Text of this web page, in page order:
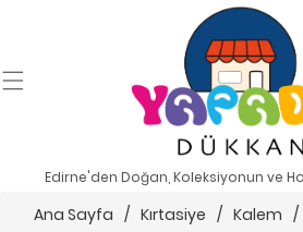
Edirne'den Doğan, Koleksiyonun ve
Ana Sayfa / Kırtasiye / Kalem /